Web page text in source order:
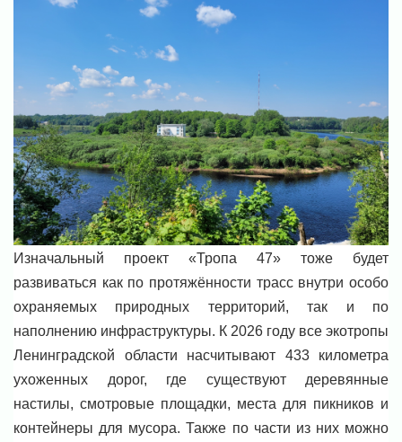
Изначальный проект «Тропа 47» тоже будет
развиваться как по протяжённости трасс внутри особо
охраняемых природных территорий, так и по
наполнению инфраструктуры. К 2026 году все экотропы
Ленинградской области насчитывают 433 километра
ухоженных дорог, где существуют деревянные
настилы, смотровые площадки, места для пикников и
контейнеры для мусора. Также по части из них можно